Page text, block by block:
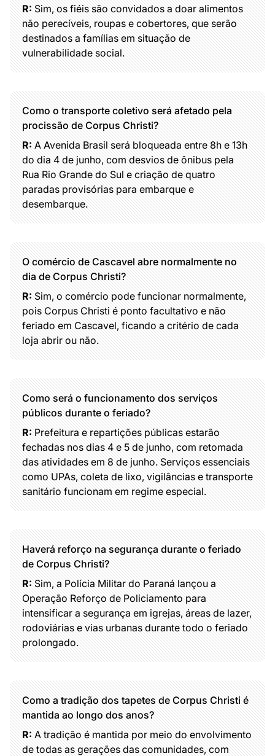
R:Sim, os fiéis são convidados a doar alimentos
não perecíveis, roupas e cobertores, que serão
destinados a famílias em situação de
vulnerabilidade social.
Como o transporte coletivo será afetado pela
procissão de Corpus Christi?
R:A Avenida Brasil será bloqueada entre 8h e 13h
do dia 4 de junho, com desvios de ônibus pela
Rua Rio Grande do Sul e criação de quatro
paradas provisórias para embarque e
desembarque.
O comércio de Cascavel abre normalmente no
dia de Corpus Christi?
R:Sim, o comércio pode funcionar normalmente,
pois Corpus Christi é ponto facultativo e não
feriado em Cascavel, ficando a critério de cada
loja abrir ou não.
Como será o funcionamento dos serviços
públicos durante o feriado?
R:Prefeitura e repartições públicas estarão
fechadas nos dias 4 e 5 de junho, com retomada
das atividades em 8 de junho. Serviços essenciais
como UPAs, coleta de lixo, vigilâncias e transporte
sanitário funcionam em regime especial.
Haverá reforço na segurança durante o feriado
de Corpus Christi?
R:Sim, a Polícia Militar do Paraná lançou a
Operação Reforço de Policiamento para
intensificar a segurança em igrejas, áreas de lazer,
rodoviárias e vias urbanas durante todo o feriado
prolongado.
Como a tradição dos tapetes de Corpus Christi é
mantida ao longo dos anos?
R:A tradição é mantida por meio do envolvimento
de todas as gerações das comunidades, com